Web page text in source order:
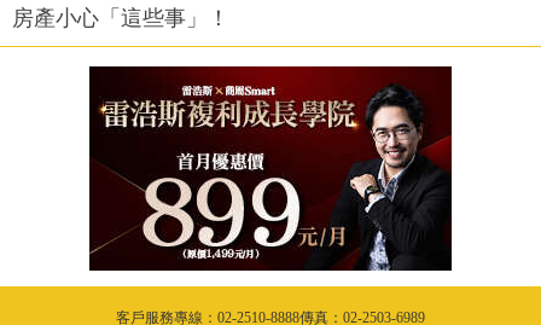
房產小心「這些事」！
客戶服務專線：02-2510-8888傳真：02-2503-6989